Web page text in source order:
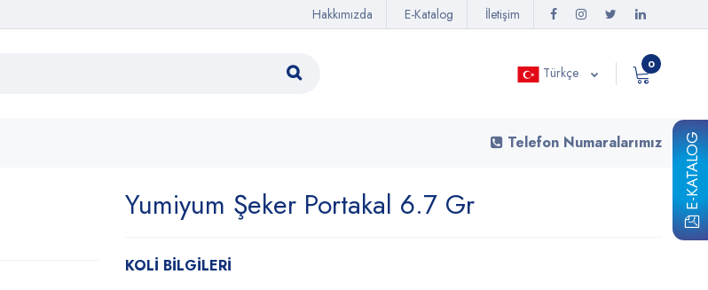
E-KATALOG
Hakkımızda E-Katalog İletişim
0
Türkçe
Telefon Numaralarımız
Yumiyum Şeker Portakal 6.7 Gr
KOLİ BİLGİLERİ